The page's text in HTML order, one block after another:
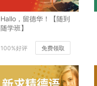
Hallo，留德华！【随到
随学班】
100%好评 免费领取